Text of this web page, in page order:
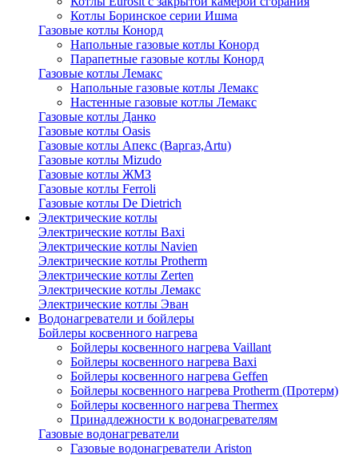
Котлы Боринское серии Ишма
Газовые котлы Конорд
Напольные газовые котлы Конорд
Парапетные газовые котлы Конорд
Газовые котлы Лемакс
Напольные газовые котлы Лемакс
Настенные газовые котлы Лемакс
Газовые котлы Данко
Газовые котлы Oasis
Газовые котлы Апекс (Варгаз,Artu)
Газовые котлы Mizudo
Газовые котлы ЖМЗ
Газовые котлы Ferroli
Газовые котлы De Dietrich
Электрические котлы
Электрические котлы Baxi
Электрические котлы Navien
Электрические котлы Protherm
Электрические котлы Zerten
Электрические котлы Лемакс
Электрические котлы Эван
Водонагреватели и бойлеры
Бойлеры косвенного нагрева
Бойлеры косвенного нагрева Vaillant
Бойлеры косвенного нагрева Baxi
Бойлеры косвенного нагрева Geffen
Бойлеры косвенного нагрева Protherm (Протерм)
Бойлеры косвенного нагрева Thermex
Принадлежности к водонагревателям
Газовые водонагреватели
Газовые водонагреватели Ariston